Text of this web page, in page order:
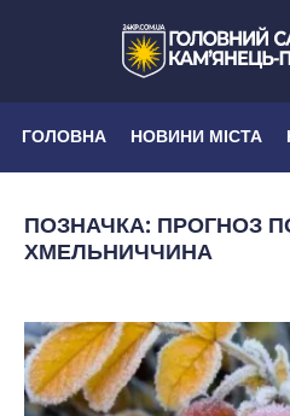
ГОЛОВНА НОВИНИ МІСТА
ПОЗНАЧКА: ПРОГНОЗ
ХМЕЛЬНИЧЧИНА